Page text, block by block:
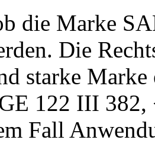
die Marke
Die
starke
122 III
Fall